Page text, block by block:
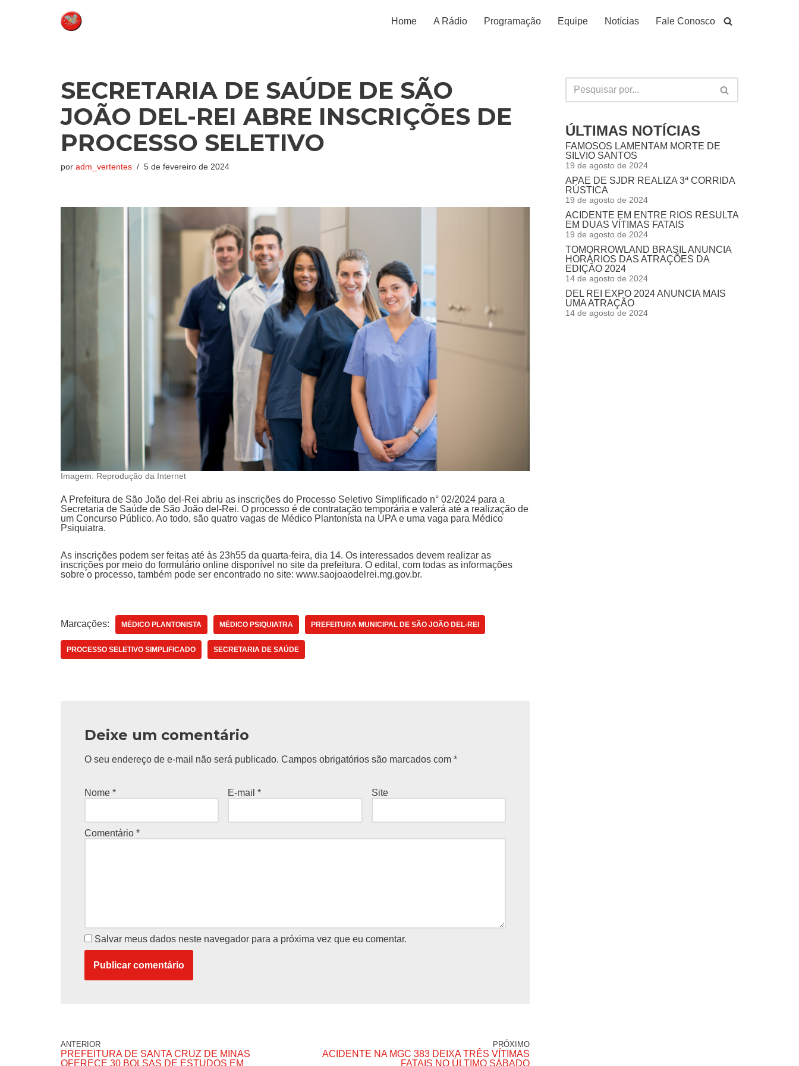
Home A Rádio Programação Equipe Notícias Fale Conosco
SECRETARIA DE SAÚDE DE SÃO
JOÃO DEL-REI ABRE INSCRIÇÕES DE
PROCESSO SELETIVO
por adm_vertentes 5 de fevereiro de 2024
Imagem: Reprodução da Internet
A Prefeitura de São João del-Rei abriu as inscrições do Processo Seletivo Simplificado n° 02/2024 para a
Secretaria de Saúde de São João del-Rei. O processo é de contratação temporária e valerá até a realização de
um Concurso Público. Ao todo, são quatro vagas de Médico Plantonista na UPA e uma vaga para Médico
Psiquiatra.
As inscrições podem ser feitas até às 23h55 da quarta-feira, dia 14. Os interessados devem realizar as
inscrições por meio do formulário online disponível no site da prefeitura. O edital, com todas as informações
sobre o processo, também pode ser encontrado no site: www.saojoaodelrei.mg.gov.br.
Marcações: MÉDICO PLANTONISTA MÉDICO PSIQUIATRA PREFEITURA MUNICIPAL DE SÃO JOÃO DEL-REI
PROCESSO SELETIVO SIMPLIFICADO SECRETARIA DE SAÚDE
Deixe um comentário
O seu endereço de e-mail não será publicado. Campos obrigatórios são marcados com *
Nome * E-mail* Site
Comentário *
Salvar meus dados neste navegador para a próxima vez que eu comentar.
ANTERIOR
PREFEITURA DE SANTA CRUZ DE MINAS
OFERECE 30 BOLSAS DE ESTUDOS EM
PRÓXIMO
ACIDENTE NA MGC 383 DEIXA TRÊS VÍTIMAS
FATAIS NO ÚLTIMO SÁBADO
ÚLTIMAS NOTÍCIAS
FAMOSOS LAMENTAM MORTE DE
SILVIO SANTOS
19 de agosto de 2024
APAE DE SJDR REALIZA 3ª CORRIDA
RÚSTICA
19 de agosto de 2024
ACIDENTE EM ENTRE RIOS RESULTA
EM DUAS VÍTIMAS FATAIS
19 de agosto de 2024
TOMORROWLAND BRASIL ANUNCIA
HORÁRIOS DAS ATRAÇÕES DA
EDIÇÃO 2024
14 de agosto de 2024
DEL REI EXPO 2024 ANUNCIA MAIS
UMA ATRAÇÃO
14 de agosto de 2024